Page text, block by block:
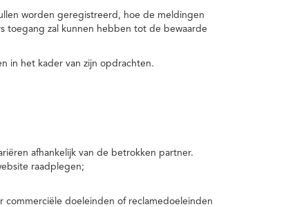
worden geregistreerd, hoe de meldingen
toegang zal kunnen hebben tot de bewaarde
in het kader van zijn opdrachten.
afhankelijk van de betrokken partner.
raadplegen;
doeleinden of reclamedoeleinden